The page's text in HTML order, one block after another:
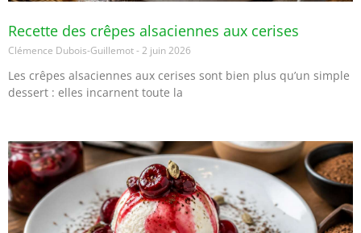
Recette des crêpes alsaciennes aux cerises
Clémence Dubois-Guillemot 2 juin 2026
Les crêpes alsaciennes aux cerises sont bien plus qu’un simple
dessert : elles incarnent toute la